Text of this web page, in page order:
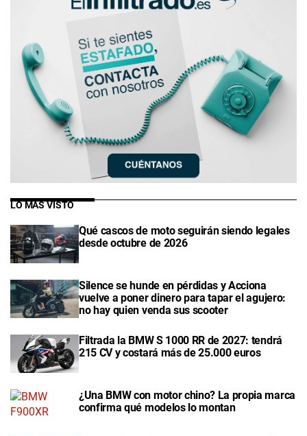
LO MÁS VISTO
Qué cascos de moto seguirán siendo legales
desde octubre de 2026
Silence se hunde en pérdidas y Acciona
vuelve a poner dinero para tapar el agujero:
no hay quien venda sus scooter
Filtrada la BMW S 1000 RR de 2027: tendrá
215 CV y costará más de 25.000 euros
¿Una BMW con motor chino? La propia marca
confirma qué modelos lo montan